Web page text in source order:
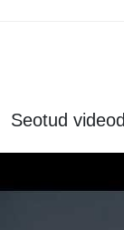
Seotud videod